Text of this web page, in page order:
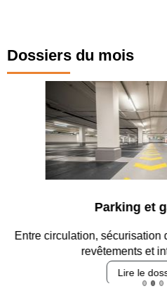
Dossiers du mois
Parking et
Entre circulation,
revêtements et
Lire le